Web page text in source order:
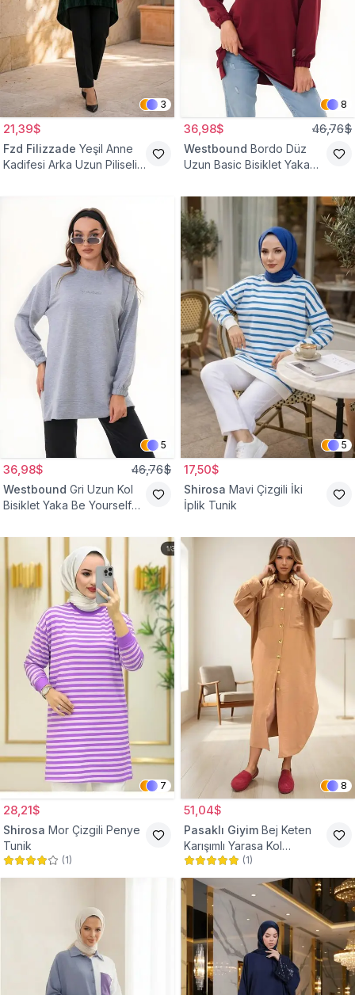
3
21,39$
Fzd Filizzade Yeşil Anne
Kadifesi Arka Uzun Piliseli
8
36,98$ 46,76$
Westbound Bordo Düz
Uzun Basic Bisiklet Yaka
5
36,98$ 46,76$
Westbound Gri Uzun Kol
Bisiklet Yaka Be Yourself
5
17,50$
Shirosa Mavi Çizgili İki
İplik Tunik
7
28,21$
Shirosa Mor Çizgili Penye
Tunik
(1)
8
51,04$
Pasaklı Giyim Bej Keten
Karışımlı Yarasa Kol
Tesettür Tunik
(1)